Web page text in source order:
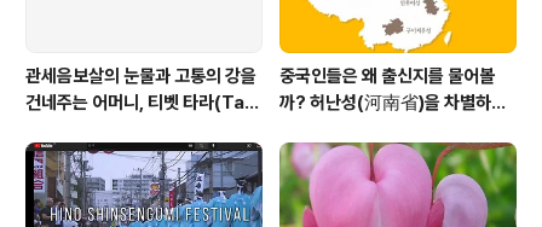
관세음보살의 눈물과 고통의 강을
건네주는 어머니, 티벳 타라(Tar
중국인들은 왜 출신지를 물어볼
까? 허난성(河南省)을 차별하는